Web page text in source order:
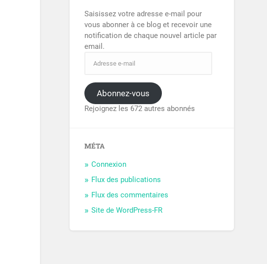
Saisissez votre adresse e-mail pour
vous abonner à ce blog et recevoir une
notification de chaque nouvel article par
email.
Abonnez-vous
Rejoignez les 672 autres abonnés
MÉTA
Connexion
Flux des publications
Flux des commentaires
Site de WordPress-FR